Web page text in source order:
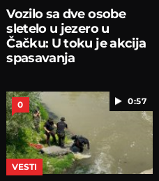
Vozilo sa dve osobe
sletelo u jezero u
Čačku: U toku je akcija
spasavanja
0:57
0
VESTI